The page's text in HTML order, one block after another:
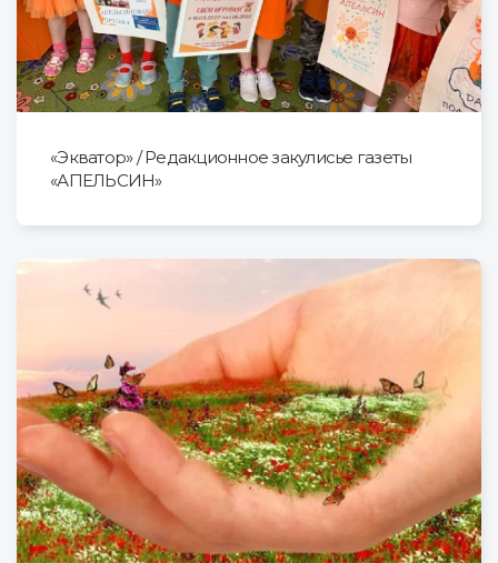
«Экватор» / Редакционное закулисье газеты
«АПЕЛЬСИН»